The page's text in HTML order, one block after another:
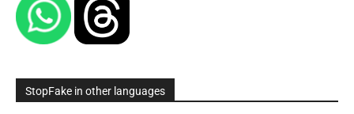
StopFake in other languages